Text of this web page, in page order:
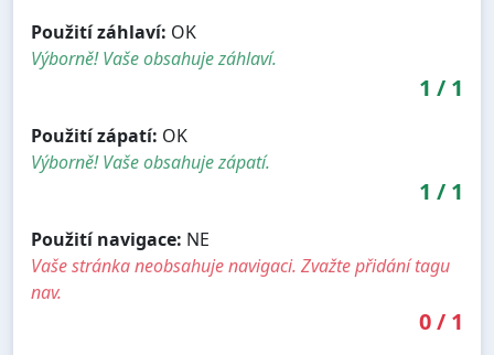
Použití záhlaví: OK
Výborně! Vaše obsahuje záhlaví.
1 / 1
Použití zápatí: OK
Výborně! Vaše obsahuje zápatí.
1 / 1
Použití navigace: NE
Vaše stránka neobsahuje navigaci. Zvažte přidání tagu
nav.
0/ 1